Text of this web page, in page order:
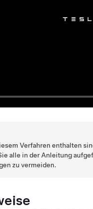
Verfahren enthalten
alle in der Anleitung
zu vermeiden.